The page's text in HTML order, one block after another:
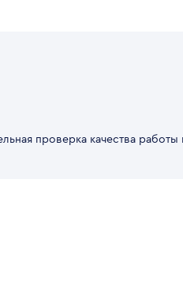
проверка качества работы